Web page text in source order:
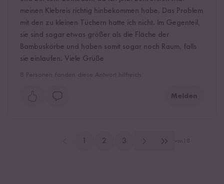
meinen Klebreis richtig hinbekommen habe. Das Problem
mit den zu kleinen Tüchern hatte ich nicht. Im Gegenteil,
sie sind sogar etwas größer als die Fläche der
Bambuskörbe und haben somit sogar noch Raum, falls
sie einlaufen. Viele Grüße
Melden
2 3